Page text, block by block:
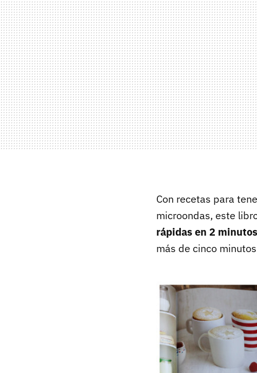
Con recetas para
microondas, este
rápidas en 2 minutos
más de cinco